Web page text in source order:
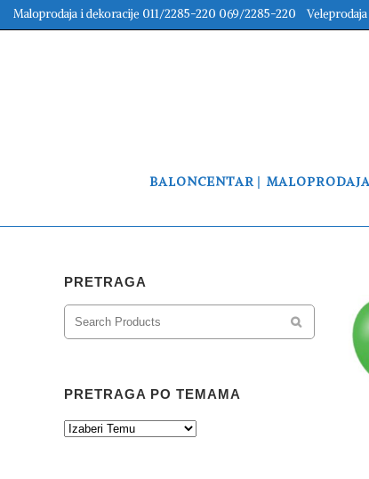
Maloprodaja i dekoracije 011/2285-220 069/2285-220 Veleprodaja
BALONCENTAR
PRETRAGA
PRETRAGA PO TEMAMA